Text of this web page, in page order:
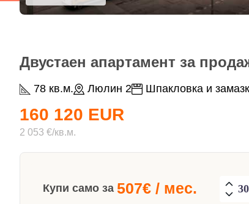
Двустаен апартамент за
78 кв.м. Люлин 2 Шпакловка и
160 120 EUR
2 053 €/кв.м.
Купи само за 507€ / мес.